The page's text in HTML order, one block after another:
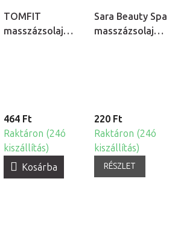
TOMFIT
masszázsolaj
464 Ft
Raktáron (24ó
kiszállítás)
Kosárba
Sara Beauty Spa
masszázsolaj
220 Ft
Raktáron (24ó
kiszállítás)
RÉSZLET